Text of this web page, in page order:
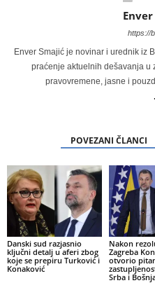
https://
Enver Smajić je novinar i urednik iz
praćenje aktuelnih dešavanja u
pravovremene, jasne i
POVEZANI ČLANCI
Danski sud razjasnio
ključni detalj u aferi zbog
koje se prepiru Turković i
Konaković
Nakon
Zagreba
otvorio
Srba i